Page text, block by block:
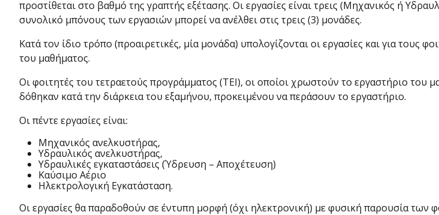
προστίθεται στο βαθμό της γραπτής εξέτασης. Οι εργασίες είναι τρεις (Μηχανικός ή
συνολικό μπόνους των εργασιών μπορεί να ανέλθει στις τρεις (3) μονάδες.
Κατά τον ίδιο τρόπο (προαιρετικές, μία μονάδα) υπολογίζονται οι εργασίες και για τους
του μαθήματος.
Οι φοιτητές του τετραετούς προγράμματος (ΤΕΙ), οι οποίοι χρωστούν το εργαστήριο του
δόθηκαν κατά την διάρκεια του εξαμήνου, προκειμένου να περάσουν το εργαστήριο.
Οι πέντε εργασίες είναι:
Μηχανικός ανελκυστήρας,
Υδραυλικός ανελκυστήρας,
Υδραυλικές εγκαταστάσεις (Ύδρευση – Αποχέτευση)
Καύσιμο Αέριο
Ηλεκτρολογική Εγκατάσταση.
Οι εργασίες θα παραδοθούν σε έντυπη μορφή (όχι ηλεκτρονική) με φυσική παρουσία